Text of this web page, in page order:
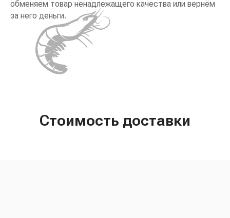
обменяем товар ненадлежащего качества или вернём
за него деньги.
Стоимость доставки